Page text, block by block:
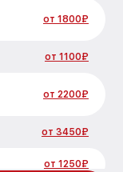
от 1800₽
от 1100₽
от 2200₽
от 3450₽
от 1250₽